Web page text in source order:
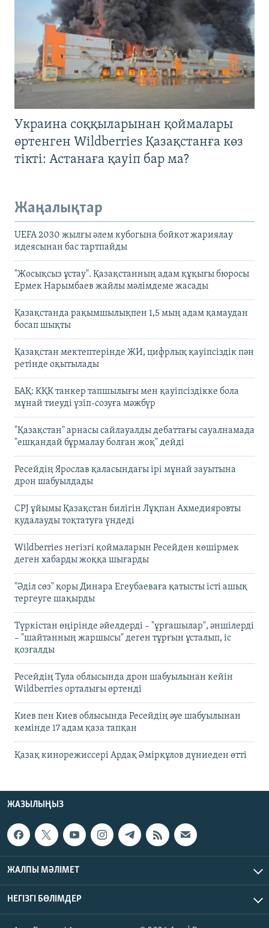
Украина соққыларынан қоймалары
өртенген Wildberries Қазақстанға көз
тікті: Астанаға қауіп бар ма?
Жаңалықтар
UEFA 2030 жылғы әлем кубогына бойкот жариялау
идеясынан бас тартпайды
"Жосықсыз ұстау". Қазақстанның адам құқығы бюросы
Ермек Нарымбаев жайлы мәлімдеме жасады
Қазақстанда рақымшылықпен 1,5 мың адам қамаудан
босап шықты
Қазақстан мектептерінде ЖИ, цифрлық қауіпсіздік пән
ретінде оқытылады
БАҚ: КҚК танкер тапшылығы мен қауіпсіздікке бола
мұнай тиеуді үзіп-созуға мәжбүр
"Қазақстан" арнасы сайлауалды дебаттағы сауалнамада
"ешқандай бұрмалау болған жоқ" дейді
Ресейдің Ярослав қаласындағы ірі мұнай зауытына
дрон шабуылдады
CPJ ұйымы Қазақстан билігін Лұқпан Ахмедияровты
қудалауды тоқтатуға үндеді
Wildberries негізгі қоймаларын Ресейден көшірмек
деген хабарды жоққа шығарды
"Әділ сөз" қоры Динара Егеубаеваға қатысты істі ашық
тергеуге шақырды
Түркістан өңірінде әйелдерді – "ұрғашылар", әншілерді
– "шайтанның жаршысы" деген тұрғын ұсталып, іс
қозғалды
Ресейдің Тула облысында дрон шабуылынан кейін
Wildberries орталығы өртенді
Киев пен Киев облысында Ресейдің әуе шабуылынан
кемінде 17 адам қаза тапқан
Қазақ кинорежиссері Ардақ Әмірқұлов дүниеден өтті
ЖАЗЫЛЫҢЫЗ
ЖАЛПЫ МӘЛІМЕТ
НЕГІЗГІ БӨЛІМДЕР